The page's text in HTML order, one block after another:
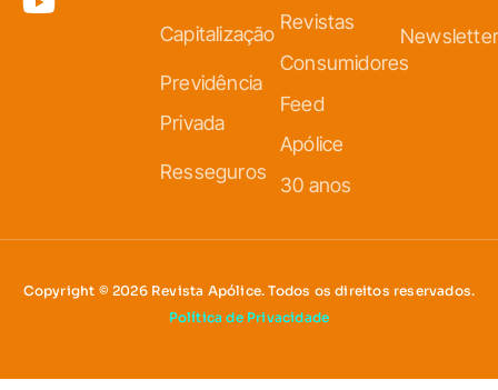
Capitalização
Previdência
Privada
Resseguros
Revistas
Consumidores
Feed
Apólice
30 anos
Newsletter
Copyright © 2026 Revista Apólice. Todos os direitos reservados.
Política de Privacidade